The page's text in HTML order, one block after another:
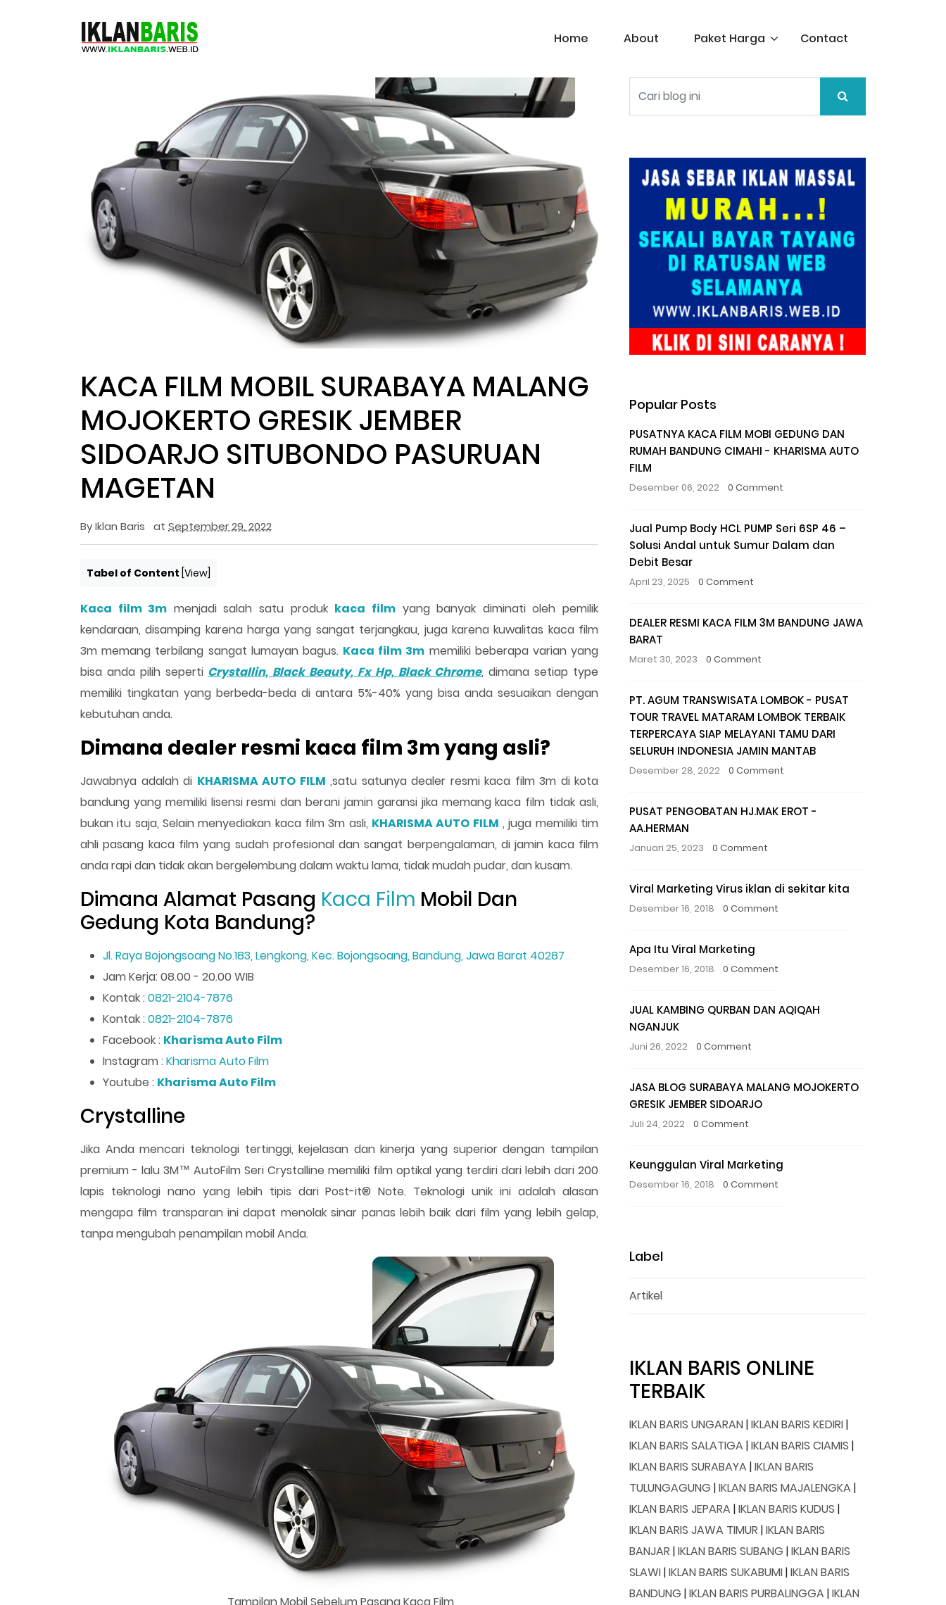
Home About Paket Harga ▼ Contact
KACA FILM MOBIL SURABAYA MALANG
MOJOKERTO GRESIK JEMBER
SIDOARJO SITUBONDO PASURUAN
MAGETAN
ByIklan Baris at September 29, 2022
Tabel of Content View
Kaca film 3m menjadi salah satu produk kaca filmyang banyak diminati oleh pemilik
kendaraan, disamping karena harga yang sangat terjangkau, juga karena kuwalitas kaca film
3m memang terbilang sangat lumayan bagus. Kaca film 3m memiliki beberapa varian yang
bisa anda pilih seperti Crystallin, Black Beauty, Fx Hp, Black Chrome, dimana setiap type
memiliki tingkatan yang berbeda-beda di antara 5%-40% yang bisa anda sesuaikan dengan
kebutuhan anda.
Dimana dealer resmi kaca film 3m yang asli?
Jawabnya adalah di KHARISMA AUTO FILM ,satu satunya dealer resmi kaca film 3m di kota
bandung yang memiliki lisensi resmi dan berani jamin garansi jika memang kaca film tidak asli,
bukan itu saja, Selain menyediakan kaca film 3m asli, KHARISMA AUTO FILM , juga memiliki tim
ahli pasang kaca film yang sudah profesional dan sangat berpengalaman, di jamin kaca film
anda rapi dan tidak akan bergelembung dalam waktu lama, tidak mudah pudar, dan kusam.
Dimana Alamat Pasang Kaca Film Mobil Dan
Gedung Kota Bandung?
Jl. Raya Bojongsoang No.183, Lengkong, Kec. Bojongsoang, Bandung, Jawa Barat 40287
Jam Kerja: 08.00 - 20.00 WIB
Kontak :0821-2104-7876
Kontak :0821-2104-7876
Facebook : Kharisma Auto Film
Instagram :Kharisma Auto Film
Youtube : Kharisma Auto Film
Crystalline
Jika Anda mencari teknologi tertinggi, kejelasan dan kinerja yang superior dengan tampilan
premium - lalu 3M™ AutoFilm Seri Crystalline memiliki film optikal yang terdiri dari lebih dari 200
lapis teknologi nano yang lebih tipis dari Post-it® Note. Teknologi unik ini adalah alasan
mengapa film transparan ini dapat menolak sinar panas lebih baik dari film yang lebih gelap,
tanpa mengubah penampilan mobil Anda.
Popular Posts
PUSATNYA KACA FILM MOBI GEDUNG DAN
RUMAH BANDUNG CIMAHI - KHARISMA AUTO
FILM
Desember 06, 2022 0 Comment
Jual Pump Body HCL PUMP Seri 6SP 46 –
Solusi Andal untuk Sumur Dalam dan
Debit Besar
April 23, 2025 0 Comment
DEALER RESMI KACA FILM 3M BANDUNG JAWA
BARAT
Maret 30, 2023 0 Comment
PT. AGUM TRANSWISATA LOMBOK - PUSAT
TOUR TRAVEL MATARAM LOMBOK TERBAIK
TERPERCAYA SIAP MELAYANI TAMU DARI
SELURUH INDONESIA JAMIN MANTAB
Desember 28, 2022 0 Comment
PUSAT PENGOBATAN HJ.MAK EROT -
AA.HERMAN
Januari 25, 2023 0 Comment
Viral Marketing Virus iklan di sekitar kita
Desember 16, 2018 0 Comment
Apa Itu Viral Marketing
Desember 16, 2018 0 Comment
JUAL KAMBING QURBAN DAN AQIQAH
NGANJUK
Juni 26, 2022 0 Comment
JASA BLOG SURABAYA MALANG MOJOKERTO
GRESIK JEMBER SIDOARJO
Juli 24, 2022 0 Comment
Keunggulan Viral Marketing
Desember 16, 2018 0 Comment
Label
Artikel
IKLAN BARIS ONLINE
TERBAIK
IKLAN BARIS UNGARAN|IKLAN BARIS KEDIRI|
IKLAN BARIS SALATIGA |IKLAN BARIS CIAMIS |
IKLAN BARIS SURABAYA |IKLAN BARIS
TULUNGAGUNG |IKLAN BARIS MAJALENGKA |
IKLAN BARIS JEPARA |IKLAN BARIS KUDUS |
IKLAN BARIS JAWA TIMUR |IKLAN BARIS
BANJAR |IKLAN BARIS SUBANG |IKLAN BARIS
SLAWI|IKLAN BARIS SUKABUMI|IKLAN BARIS
BANDUNG |IKLAN BARIS PURBALINGGA |IKLAN